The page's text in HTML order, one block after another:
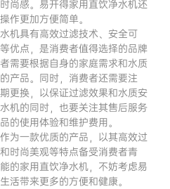
尚感。易开得家用直饮净水机还
作更加方便简单。
机具有高效过滤技术、安全可
优点，是消费者值得选择的品牌
需要根据自身的家庭需求和水质
产品。同时，消费者还需要注
更换，以保证过滤效果和水质安
机的同时，也要关注其售后服务
的使用体验和维护费用。
作为一款优质的产品，以其高效过
时尚美观等特点备受消费者青
的家用直饮净水机，不妨考虑易
活带来更多的方便和健康。